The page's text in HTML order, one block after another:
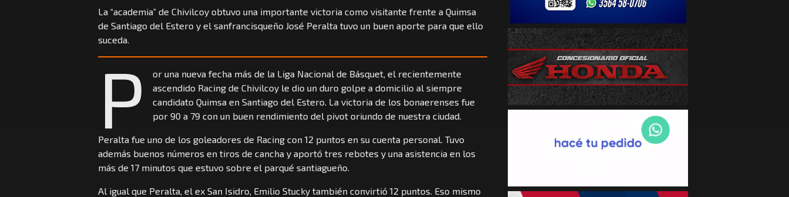
La “academia” de Chivilcoy obtuvo una importante victoria como visitante frente a Quimsa
de Santiago del Estero y el sanfrancisqueño José Peralta tuvo un buen aporte para que ello
suceda.
P
or una nueva fecha más de la Liga Nacional de Básquet, el recientemente
ascendido Racing de Chivilcoy le dio un duro golpe a domicilio al siempre
candidato Quimsa en Santiago del Estero. La victoria de los bonaerenses fue
por 90 a 79 con un buen rendimiento del pivot oriundo de nuestra ciudad.
Peralta fue uno de los goleadores de Racing con 12 puntos en su cuenta personal. Tuvo
además buenos números en tiros de cancha y aportó tres rebotes y una asistencia en los
más de 17 minutos que estuvo sobre el parqué santiagueño.
Al igual que Peralta, el ex San Isidro, Emilio Stucky también convirtió 12 puntos. Eso mismo